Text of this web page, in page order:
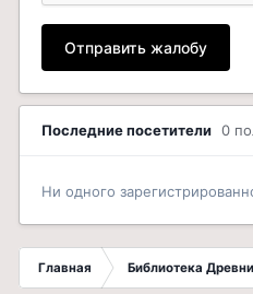
Отправить жалобу
Последние посетители 0
Ни одного
Главная Библиотека